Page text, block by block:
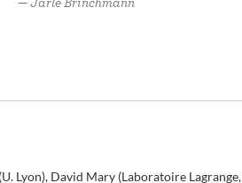
Jarle Brinchmann
Lyon), David Mary (Laboratoire Lagrange,